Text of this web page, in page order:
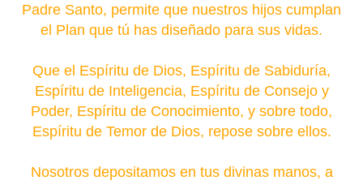
Padre Santo, permite que nuestros hijos cumplan
el Plan que tú has diseñado para sus vidas.
Que el Espíritu de Dios, Espíritu de Sabiduría,
Espíritu de Inteligencia, Espíritu de Consejo y
Poder, Espíritu de Conocimiento, y sobre todo,
Espíritu de Temor de Dios, repose sobre ellos.
Nosotros depositamos en tus divinas manos, a